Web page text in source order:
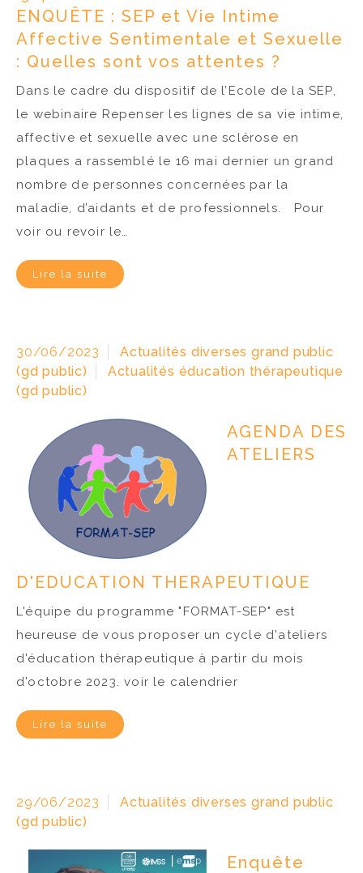
ENQUÊTE : SEP et Vie Intime
Affective Sentimentale et Sexuelle
: Quelles sont vos attentes ?
Dans le cadre du dispositif de l’Ecole de la SEP,
le webinaire Repenser les lignes de sa vie intime,
affective et sexuelle avec une sclérose en
plaques a rassemblé le 16 mai dernier un grand
nombre de personnes concernées par la
maladie, d’aidants et de professionnels. Pour
voir ou revoir le…
Lire la suite
30/06/2023
Actualités diverses grand public
(gd public)
Actualités éducation thérapeutique
(gd public)
AGENDA DES
ATELIERS
D'EDUCATION THERAPEUTIQUE
L'équipe du programme "FORMAT-SEP" est
heureuse de vous proposer un cycle d'ateliers
d'éducation thérapeutique à partir du mois
d'octobre 2023. voir le calendrier
Lire la suite
29/06/2023
Actualités diverses grand public
(gd public)
Enquête